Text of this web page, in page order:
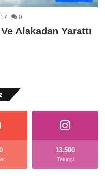
0
Alakadan Yarattı
13.500
Takipçi